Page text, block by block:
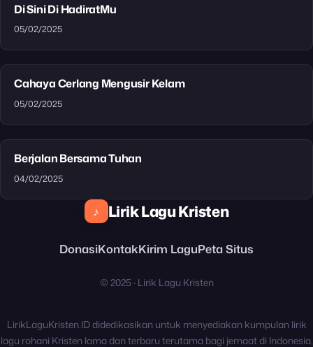
Di Sini Di HadiratMu
05/02/2025
Cahaya Cerlang Mengusir Kelam
05/02/2025
Berjalan Bersama Tuhan
04/02/2025
♪ Lirik Lagu Kristen
DonasiKontakKirim LaguPeta Situs
© 2025 · Lirik Lagu Kristen
LirikLaguKristen.ID didedikasikan untuk menyediakan kumpulan lirik
lagu rohani Kristen lama dan terbaru terutama bagi jemaat di Indonesia,